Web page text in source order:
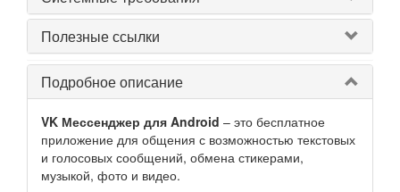
Полезные ссылки
Подробное описание
VK Мессенджер для Android – это бесплатное
приложение для общения с возможностью текстовых
и голосовых сообщений, обмена стикерами,
музыкой, фото и видео.